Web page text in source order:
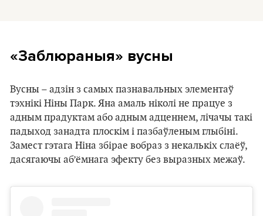
«Заблюраныя» вусны
Вусны – адзін з самых пазнавальных элементаў
тэхнікі Ніны Парк. Яна амаль ніколі не працуе з
адным прадуктам або адным адценнем, лічачы такі
падыход занадта плоскім і пазбаўленым глыбіні.
Замест гэтага Ніна збірае вобраз з некалькіх слаёў,
дасягаючы аб’ёмнага эфекту без выразных межаў.